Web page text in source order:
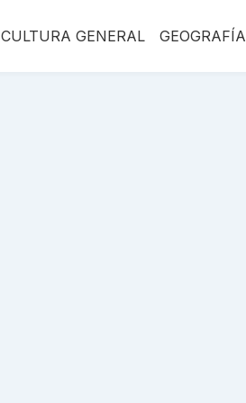
CULTURA GENERAL GEOGRAFÍA